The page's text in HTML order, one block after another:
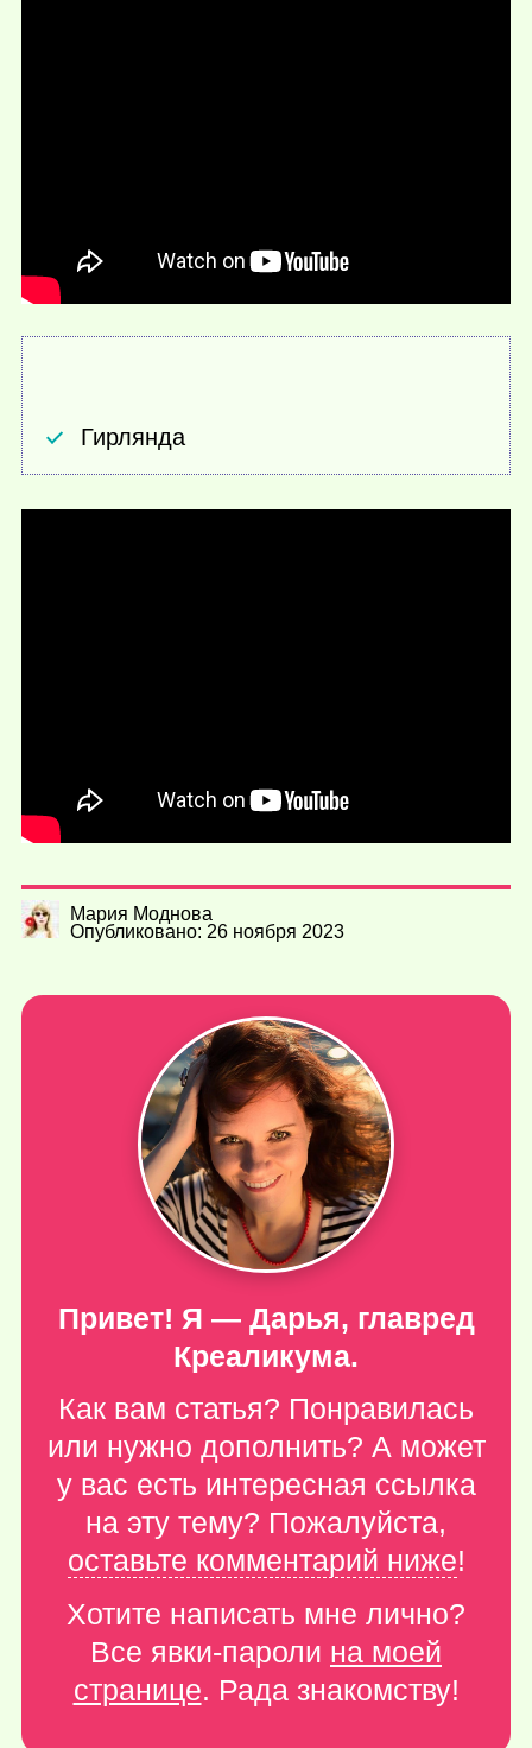
Гирлянда
Мария Моднова
Опубликовано: 26 ноября 2023
Привет! Я — Дарья, главред
Креаликума.
Как вам статья? Понравилась
или нужно дополнить? А может
у вас есть интересная ссылка
на эту тему? Пожалуйста,
оставьте комментарий ниже!
Хотите написать мне лично?
Все явки-пароли на моей
странице. Рада знакомству!